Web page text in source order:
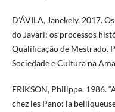
D’ÁVILA, Janekely. 2017.
do Javari: os processos
Qualificação de Mestrado.
Sociedade e Cultura na
ERIKSON, Philippe. 1986.
chez les Pano: la